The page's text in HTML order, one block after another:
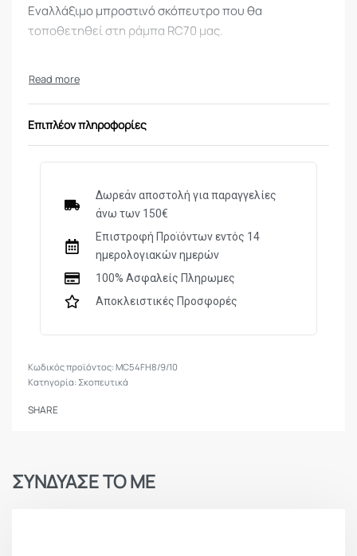
Εναλλάξιμο μπροστινό σκόπευτρο που θα
τοποθετηθεί στη ράμπα RC70 μας.
Επιπλέον πληροφορίες
Δωρεάν αποστολή για παραγγελίες
άνω των 150€
Επιστροφή Προϊόντων εντός 14
ημερολογιακών ημερών
100% Ασφαλείς Πληρωμες
Αποκλειστικές Προσφορές
MC54FH8/9/10
Κατηγορία:Σκοπευτικά
SHARE
ΣΥΝΔΥΑΣΕ ΤΟ ΜΕ